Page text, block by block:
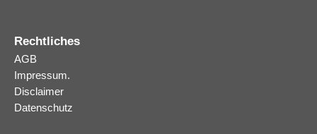
Rechtliches
AGB
Impressum.
Disclaimer
Datenschutz